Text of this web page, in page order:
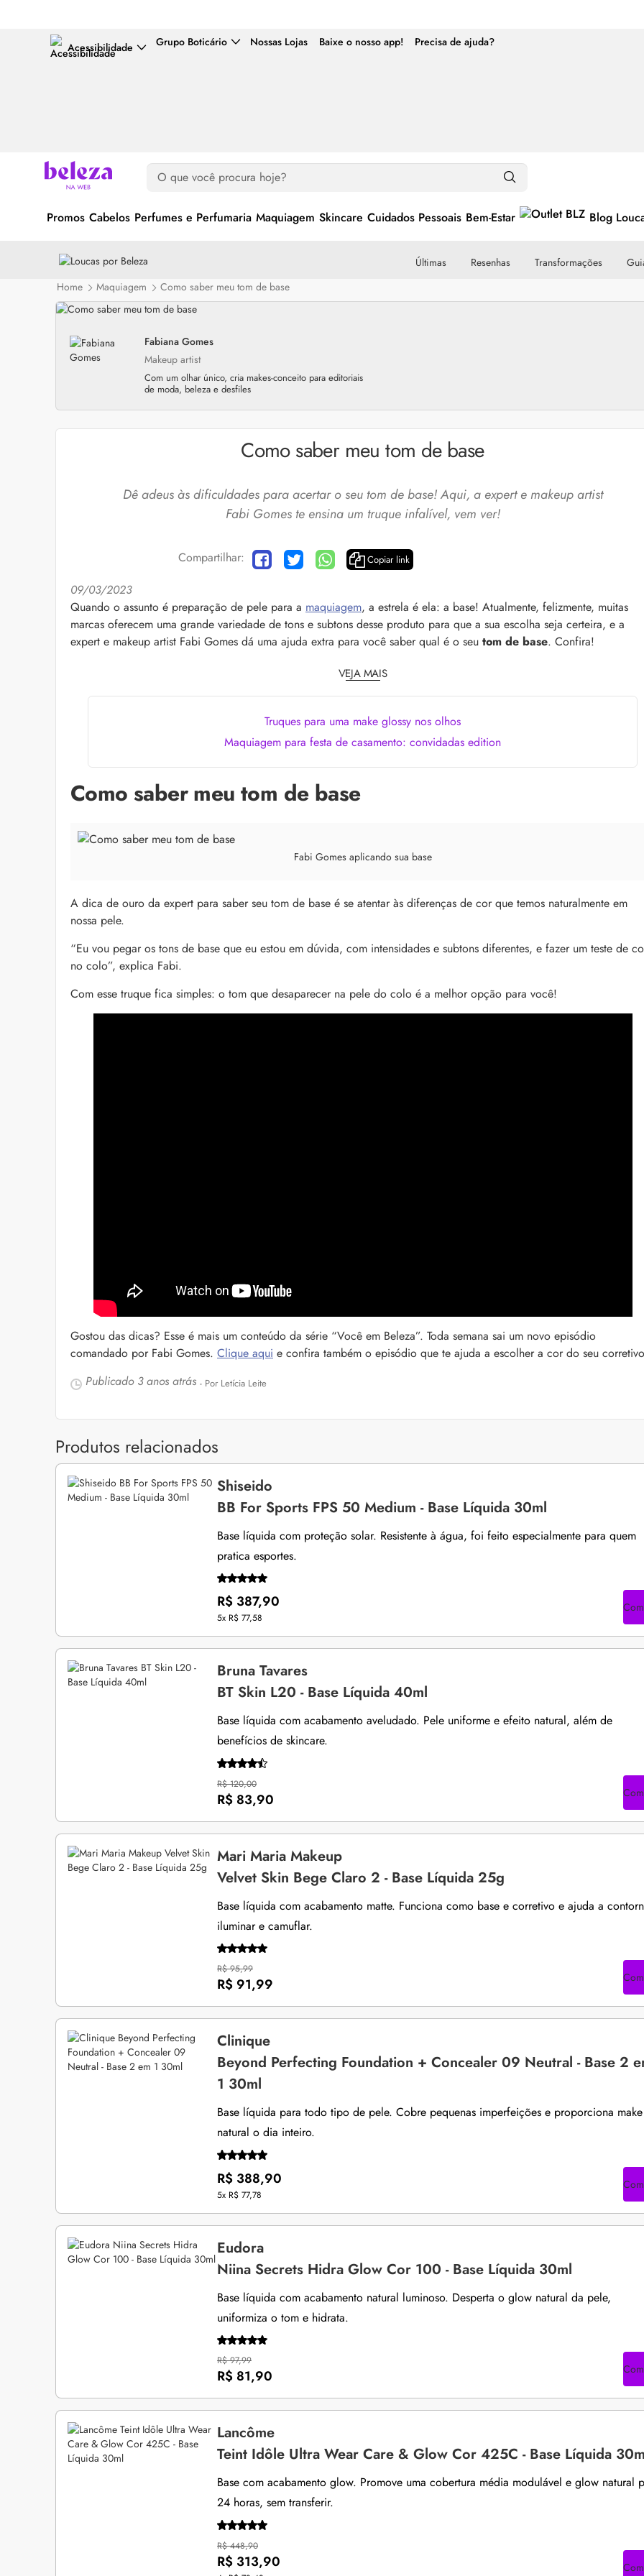
Acessibilidade Grupo Boticário Nossas Lojas Baixe o nosso app! Precisa de ajuda?
Promos Cabelos Perfumes e Perfumaria Maquiagem Skincare Cuidados Pessoais Bem-Estar Blog
Últimas Resenhas Transformações
Home
Maquiagem Como saber meu tom de base
Fabiana Gomes
Makeup artist
Com um olhar único, cria makes-conceito para editoriais
de moda, beleza e desfiles
Como saber meu tom de base
Dê adeus às dificuldades para acertar o seu tom de base! Aqui, a expert e makeup artist
Fabi Gomes te ensina um truque infalível, vem ver!
Compartilhar: Copiar link
09/03/2023
Quando o assunto é preparação de pele para a maquiagem, a estrela é ela: a base! Atualmente, felizmente, muitas
marcas oferecem uma grande variedade de tons e subtons desse produto para que a sua escolha seja certeira, e a
expert e makeup artist Fabi Gomes dá uma ajuda extra para você saber qual é o seu tom de base. Confira!
VEJA MAIS
Truques para uma make glossy nos olhos
Maquiagem para festa de casamento: convidadas edition
Como saber meu tom de base
Fabi Gomes aplicando sua base
A dica de ouro da expert para saber seu tom de base é se atentar às diferenças de cor que temos naturalmente em
nossa pele.
“Eu vou pegar os tons de base que eu estou em dúvida, com intensidades e subtons diferentes, e fazer um teste de
no colo”, explica Fabi.
Com esse truque fica simples: o tom que desaparecer na pele do colo é a melhor opção para você!
Gostou das dicas? Esse é mais um conteúdo da série “Você em Beleza”. Toda semana sai um novo episódio
comandado por Fabi Gomes. Clique aqui e confira também o episódio que te ajuda a escolher a cor do seu
Publicado3 anos atrás - Por Letícia Leite
Produtos relacionados
Shiseido
BB For Sports FPS 50 Medium - Base Líquida 30ml
Base líquida com proteção solar. Resistente à água, foi feito especialmente para quem
pratica esportes.
R$ 387,90
5x R$ 77,58
Bruna Tavares
BT Skin L20 - Base Líquida 40ml
Base líquida com acabamento aveludado. Pele uniforme e efeito natural, além de
benefícios de skincare.
R$ 120,00
R$ 83,90
Mari Maria Makeup
Velvet Skin Bege Claro 2 - Base Líquida 25g
Base líquida com acabamento matte. Funciona como base e corretivo e ajuda a
iluminar e camuflar.
R$ 95,99
R$ 91,99
Clinique
Beyond Perfecting Foundation + Concealer 09 Neutral - Base 2
1 30ml
Base líquida para todo tipo de pele. Cobre pequenas imperfeições e proporciona make
natural o dia inteiro.
R$ 388,90
5x R$ 77,78
Eudora
Niina Secrets Hidra Glow Cor 100 - Base Líquida 30ml
Base líquida com acabamento natural luminoso. Desperta o glow natural da pele,
uniformiza o tom e hidrata.
R$ 97,99
R$ 81,90
Lancôme
Teint Idôle Ultra Wear Care & Glow Cor 425C - Base Líquida
Base com acabamento glow. Promove uma cobertura média modulável e glow natural
24 horas, sem transferir.
R$ 448,90
R$ 313,90
Cuidados com a barba: 4 dicas e produtos
O expert Willy Morales revela 5 cuidados com a
barba para você incluir no dia a dia. Veja quais
as recomendações do barbeiro
Queda de cabelo masculina: causas, como
e mais
A queda de cabelo masculina é um quadro
comum, e a boa notícia é que é possível
Com proposta de reparação profunda, entenda
como Bond Repair age nos cabelos danificados e